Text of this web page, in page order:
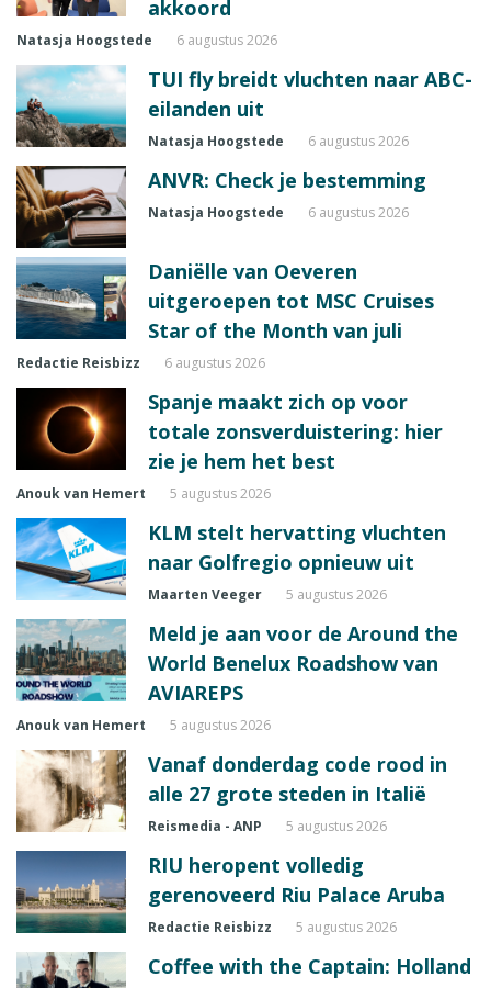
akkoord
Natasja Hoogstede 6 augustus 2026
TUI fly breidt vluchten naar ABC-
eilanden uit
Natasja Hoogstede 6 augustus 2026
ANVR: Check je bestemming
Natasja Hoogstede 6 augustus 2026
Daniëlle van Oeveren
uitgeroepen tot MSC Cruises
Star of the Month van juli
Redactie Reisbizz 6 augustus 2026
Spanje maakt zich op voor
totale zonsverduistering: hier
zie je hem het best
Anouk van Hemert 5 augustus 2026
KLM stelt hervatting vluchten
naar Golfregio opnieuw uit
Maarten Veeger 5 augustus 2026
Meld je aan voor de Around the
World Benelux Roadshow van
AVIAREPS
Anouk van Hemert 5 augustus 2026
Vanaf donderdag code rood in
alle 27 grote steden in Italië
Reismedia - ANP 5 augustus 2026
RIU heropent volledig
gerenoveerd Riu Palace Aruba
Redactie Reisbizz 5 augustus 2026
Coffee with the Captain: Holland